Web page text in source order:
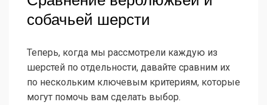
собачьей шерсти
Теперь, когда мы рассмотрели каждую из
шерстей по отдельности, давайте сравним их
по нескольким ключевым критериям, которые
могут помочь вам сделать выбор.